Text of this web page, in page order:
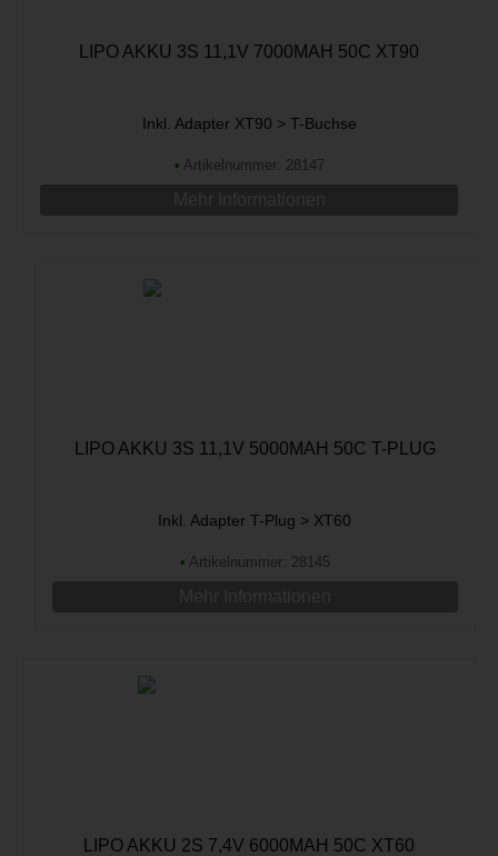
LIPO AKKU 3S 11,1V 7000MAH 50C XT90
Inkl. Adapter XT90 > T-Buchse
• Artikelnummer: 28147
LIPO AKKU 3S 11,1V 5000MAH 50C T-PLUG
Inkl. Adapter T-Plug > XT60
• Artikelnummer: 28145
LIPO AKKU 2S 7,4V 6000MAH 50C XT60